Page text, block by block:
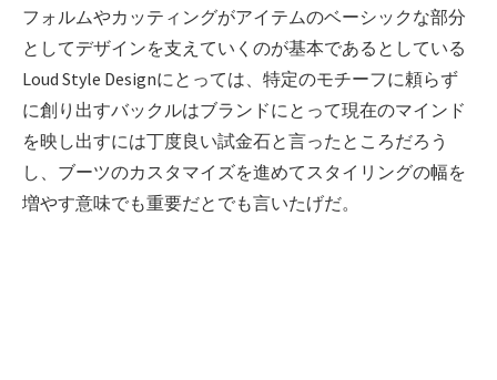
フォルムやカッティングがアイテムのベーシックな部分
としてデザインを支えていくのが基本であるとしている
Loud Style Designにとっては、特定のモチーフに頼らず
に創り出すバックルはブランドにとって現在のマインド
を映し出すには丁度良い試金石と言ったところだろう
し、ブーツのカスタマイズを進めてスタイリングの幅を
増やす意味でも重要だとでも言いたげだ。